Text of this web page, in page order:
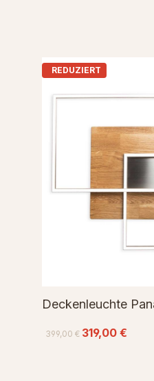
REDUZIERT
Deckenleuchte
399,00 € 319,00 €